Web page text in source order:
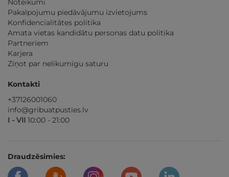
Noteikumi
Pakalpojumu piedāvājumu izvietojums
Konfidencialitātes politika
Amata vietas kandidātu personas datu politika
Partneriem
Karjera
Ziņot par nelikumīgu saturu
Kontakti
+37126001060
info@gribuatpusties.lv
I - VII 10:00 - 21:00
Draudzēsimies: